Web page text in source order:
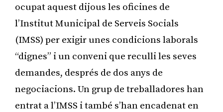
ocupat aquest dijous les oficines de
l’Institut Municipal de Serveis Socials
(IMSS) per exigir unes condicions laborals
“dignes” i un conveni que reculli les seves
demandes, després de dos anys de
negociacions. Un grup de treballadores han
entrat a l’IMSS i també s’han encadenat en